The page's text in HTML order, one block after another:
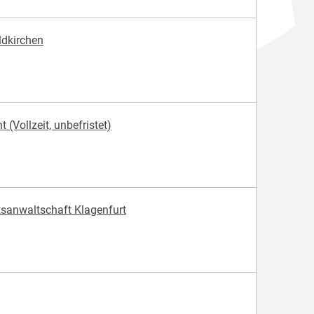
(Vollzeit, unbefristet)
Klagenfurt